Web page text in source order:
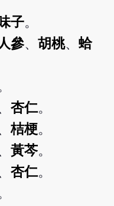
子。
人參、胡桃、蛤
杏仁。
桔梗。
黃芩。
杏仁。